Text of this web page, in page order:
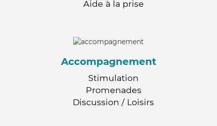
Aide à la prise
Accompagnement
Stimulation
Promenades
Discussion / Loisirs